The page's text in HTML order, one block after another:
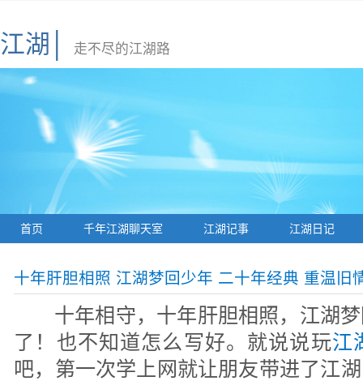
江湖│ 走不尽的江湖路
首页 千年江湖聊天室 江湖记事 江湖日记
十年肝胆相照 江湖梦回少年 二十年经典 重温旧
十年相守，十年肝胆相照，江湖
了！也不知道怎么写好。就说说玩江
吧，第一次学上网就让朋友带进了江